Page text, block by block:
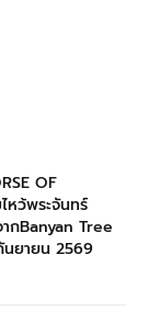
OF
หว้พระจันทร์
กBanyan Tree
ยายน 2569